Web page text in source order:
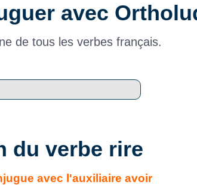
avec
de tous les verbes français.
du verbe rire
avec l'auxiliaire avoir